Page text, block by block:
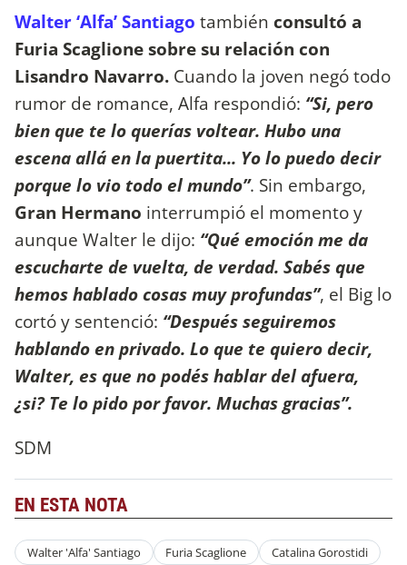
Walter ‘Alfa’ Santiago también consultó a
Furia Scaglione sobre su relación con
Lisandro Navarro. Cuando la joven negó todo
rumor de romance, Alfa respondió: “Si, pero
bien que te lo querías voltear. Hubo una
escena allá en la puertita... Yo lo puedo decir
porque lo vio todo el mundo”. Sin embargo,
Gran Hermano interrumpió el momento y
aunque Walter le dijo: “Qué emoción me da
escucharte de vuelta, de verdad. Sabés que
hemos hablado cosas muy profundas”, el Big lo
cortó y sentenció: “Después seguiremos
hablando en privado. Lo que te quiero decir,
Walter, es que no podés hablar del afuera,
¿si? Te lo pido por favor. Muchas gracias”.
SDM
EN ESTA NOTA
Walter 'Alfa' Santiago Furia Scaglione Catalina Gorostidi